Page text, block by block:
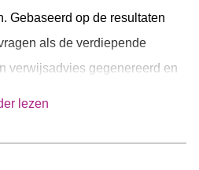
Gebaseerd op de resultaten
als de verdiepende
verwijsadvies gegenereerd en
lezen